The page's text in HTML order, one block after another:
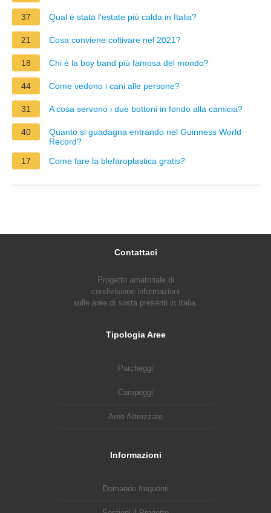
37 Qual è stata l'estate più calda in Italia?
21 Cosa conviene coltivare nel 2021?
18 Chi è la boy band più famosa del mondo?
44 Come vedono i cani alle persone?
31 A cosa servono i due bottoni in fondo alla camicia?
40
Quanto si guadagna entrando nel Guinness World
Record?
17
Come fare la blefaroplastica gratis?
Contattaci
Progetto amatoriale di
condivisione informazioni
sulle aree di sosta presenti in Italia.
Tipologia Aree
Parcheggi
Campeggi
Aree Attrezzate
Informazioni
Domande frequenti